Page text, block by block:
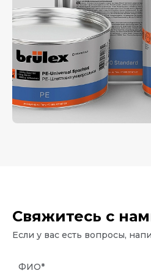
Свяжитесь с
Если у вас есть вопросы,
ФИО*